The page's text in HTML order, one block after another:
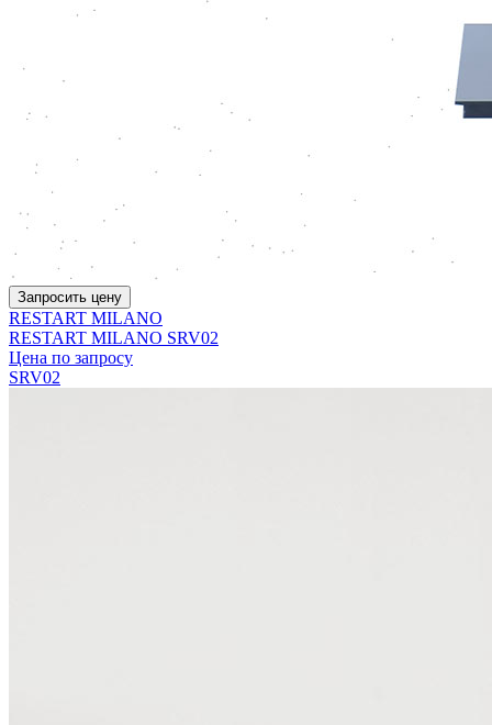
Запросить цену
RESTART MILANO
RESTART MILANO SRV02
Цена по запросу
SRV02